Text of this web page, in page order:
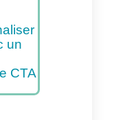
une